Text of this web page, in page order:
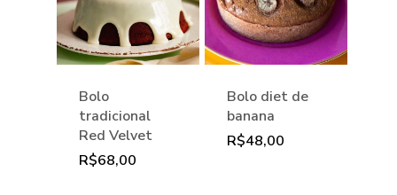
Bolo
tradicional
Red Velvet
R$68,00
Bolo diet de
banana
R$48,00